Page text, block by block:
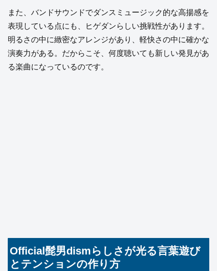
また、バンドサウンドでダンスミュージック的な高揚感を
表現している点にも、ヒゲダンらしい挑戦性があります。
明るさの中に緻密なアレンジがあり、軽快さの中に確かな
演奏力がある。だからこそ、何度聴いても新しい発見があ
る楽曲になっているのです。
Official髭男dismらしさが光る言葉遊び
とテンションの作り方